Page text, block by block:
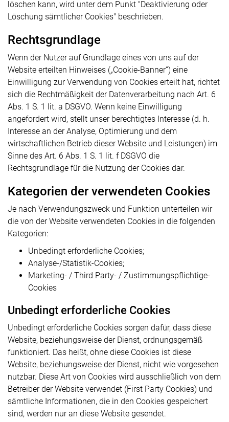
löschen kann, wird unter dem Punkt "Deaktivierung oder
Löschung sämtlicher Cookies" beschrieben.
Rechtsgrundlage
Wenn der Nutzer auf Grundlage eines von uns auf der
Website erteilten Hinweises („Cookie-Banner“) eine
Einwilligung zur Verwendung von Cookies erteilt hat, richtet
sich die Rechtmäßigkeit der Datenverarbeitung nach Art. 6
Abs. 1 S. 1 lit. a DSGVO. Wenn keine Einwilligung
angefordert wird, stellt unser berechtigtes Interesse (d. h.
Interesse an der Analyse, Optimierung und dem
wirtschaftlichen Betrieb dieser Website und Leistungen) im
Sinne des Art. 6 Abs. 1 S. 1 lit. f DSGVO die
Rechtsgrundlage für die Nutzung der Cookies dar.
Kategorien der verwendeten Cookies
Je nach Verwendungszweck und Funktion unterteilen wir
die von der Website verwendeten Cookies in die folgenden
Kategorien:
Unbedingt erforderliche Cookies;
Analyse-/Statistik-Cookies;
Marketing- / Third Party- / Zustimmungspflichtige-
Cookies
Unbedingt erforderliche Cookies
Unbedingt erforderliche Cookies sorgen dafür, dass diese
Website, beziehungsweise der Dienst, ordnungsgemäß
funktioniert. Das heißt, ohne diese Cookies ist diese
Website, beziehungsweise der Dienst, nicht wie vorgesehen
nutzbar. Diese Art von Cookies wird ausschließlich von dem
Betreiber der Website verwendet (First Party Cookies) und
sämtliche Informationen, die in den Cookies gespeichert
sind, werden nur an diese Website gesendet.